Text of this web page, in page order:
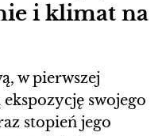
i klimat na
w pierwszej
swojego
stopień jego